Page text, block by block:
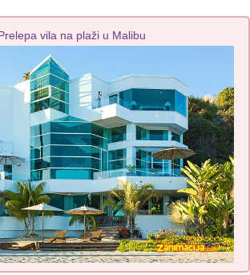
vila na plaži u Malibu